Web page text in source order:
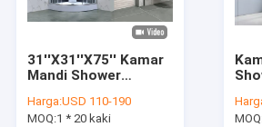
31''X31''X75'' Kamar
Mandi Shower
Tempered
Harga:USD 110-190
MOQ:1 * 20 kaki